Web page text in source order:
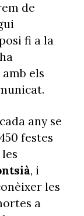
de
fi a la
els
any se
festes
, i
les
a